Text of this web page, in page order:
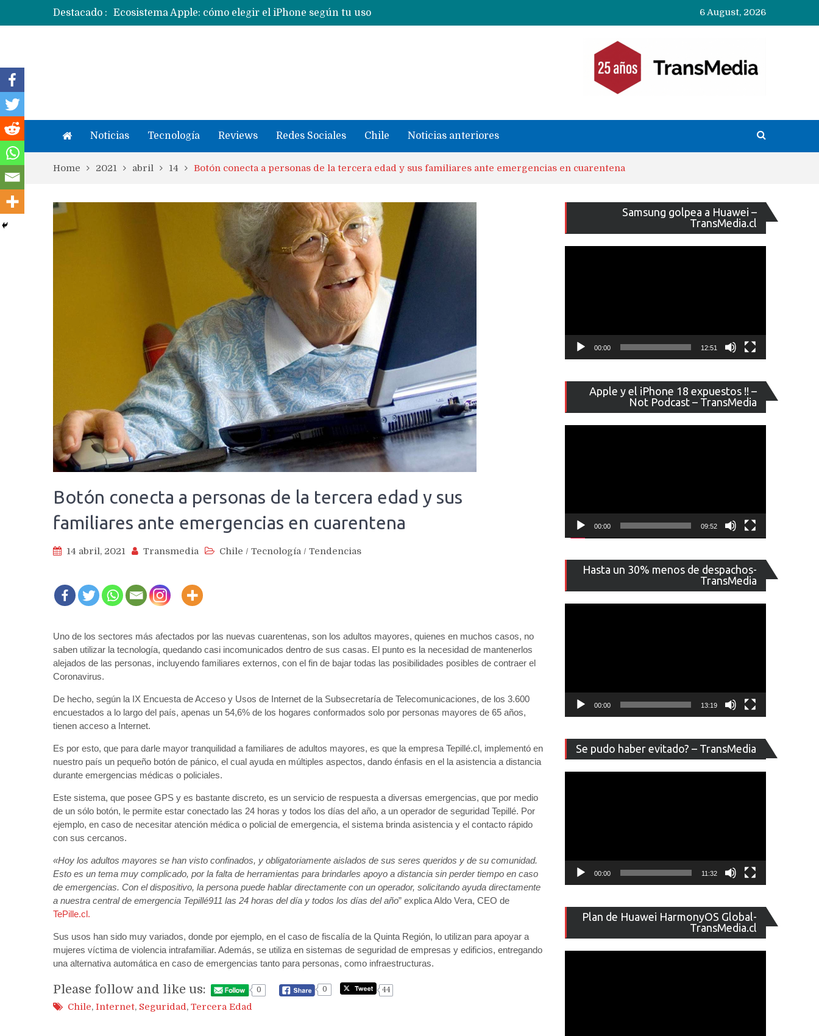
Destacado : 6 August, 2026
Noticias Tecnología Reviews Redes Sociales Chile Noticias anteriores
Home 2021 abril 14 Botón conecta a personas de la tercera edad y sus familiares ante emergencias en cuarentena
Botón conecta a personas de la tercera edad y sus
familiares ante emergencias en cuarentena
14 abril, 2021 Transmedia Chile / Tecnología / Tendencias
Uno de los sectores más afectados por las nuevas cuarentenas, son los adultos mayores, quienes en muchos casos, no
saben utilizar la tecnología, quedando casi incomunicados dentro de sus casas. El punto es la necesidad de mantenerlos
alejados de las personas, incluyendo familiares externos, con el fin de bajar todas las posibilidades posibles de contraer el
Coronavirus.
De hecho, según la IX Encuesta de Acceso y Usos de Internet de la Subsecretaría de Telecomunicaciones, de los 3.600
encuestados a lo largo del país, apenas un 54,6% de los hogares conformados solo por personas mayores de 65 años,
tienen acceso a Internet.
Es por esto, que para darle mayor tranquilidad a familiares de adultos mayores, es que la empresa Tepillé.cl, implementó en
nuestro país un pequeño botón de pánico, el cual ayuda en múltiples aspectos, dando énfasis en el la asistencia a distancia
durante emergencias médicas o policiales.
Este sistema, que posee GPS y es bastante discreto, es un servicio de respuesta a diversas emergencias, que por medio
de un sólo botón, le permite estar conectado las 24 horas y todos los días del año, a un operador de seguridad Tepillé. Por
ejemplo, en caso de necesitar atención médica o policial de emergencia, el sistema brinda asistencia y el contacto rápido
con sus cercanos.
«Hoy los adultos mayores se han visto confinados, y obligatoriamente aislados de sus seres queridos y de su comunidad.
Esto es un tema muy complicado, por la falta de herramientas para brindarles apoyo a distancia sin perder tiempo en caso
de emergencias. Con el dispositivo, la persona puede hablar directamente con un operador, solicitando ayuda directamente
a nuestra central de emergencia Tepillé911 las 24 horas del día y todos los días del año” explica Aldo Vera, CEO de
TePille.cl.
Sus usos han sido muy variados, donde por ejemplo, en el caso de fiscalía de la Quinta Región, lo utilizan para apoyar a
mujeres víctima de violencia intrafamiliar. Además, se utiliza en sistemas de seguridad de empresas y edificios, entregando
una alternativa automática en caso de emergencias tanto para personas, como infraestructuras.
Please follow and like us: 0 0 44
Chile, Internet, Seguridad, Tercera Edad
Samsung golpea a Huawei –
TransMedia.cl
de
vídeo
00:00 12:51
Apple y el iPhone 18 expuestos !! –
Not Podcast – TransMedia
de
vídeo
00:00 09:52
Hasta un 30% menos de despachos-
TransMedia
de
vídeo
00:00 13:19
Se pudo haber evitado? – TransMedia
de
vídeo
00:00 11:32
Plan de Huawei HarmonyOS Global-
TransMedia.cl
de
vídeo